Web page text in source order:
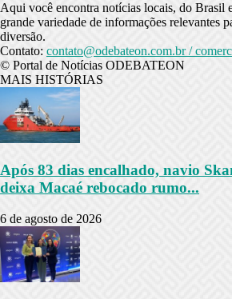
Aqui você encontra notícias locais, do Brasil
grande variedade de informações relevantes
diversão.
Contato: contato@odebateon.com.br /
© Portal de Notícias ODEBATEON
MAIS HISTÓRIAS
Após 83 dias encalhado, navio
deixa Macaé rebocado rumo...
6 de agosto de 2026